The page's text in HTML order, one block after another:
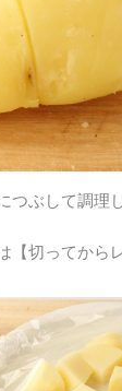
つぶして調理
【切ってから